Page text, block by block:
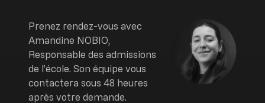
Image
Prenez rendez-vous avec
Amandine NOBIO,
Responsable des admissions
de l’école. Son équipe vous
contactera sous 48 heures
après votre demande.